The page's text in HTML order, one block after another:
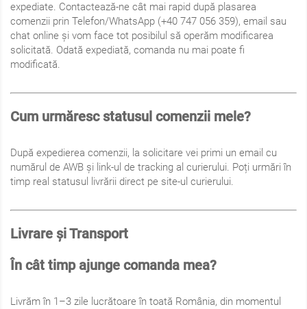
expediate. Contactează-ne cât mai rapid după plasarea
comenzii prin Telefon/WhatsApp (+40 747 056 359), email sau
chat online și vom face tot posibilul să operăm modificarea
solicitată. Odată expediată, comanda nu mai poate fi
modificată.
Cum urmăresc statusul comenzii mele?
După expedierea comenzii, la solicitare vei primi un email cu
numărul de AWB și link-ul de tracking al curierului. Poți urmări în
timp real statusul livrării direct pe site-ul curierului.
Livrare și Transport
În cât timp ajunge comanda mea?
Livrăm în 1–3 zile lucrătoare în toată România, din momentul